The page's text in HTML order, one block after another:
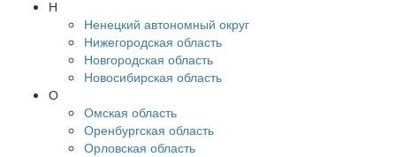
Н
Ненецкий автономный округ
Нижегородская область
Новгородская область
Новосибирская область
О
Омская область
Оренбургская область
Орловская область